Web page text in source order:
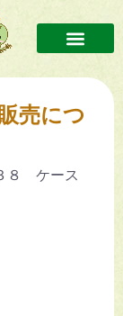
売につ
８ ケース